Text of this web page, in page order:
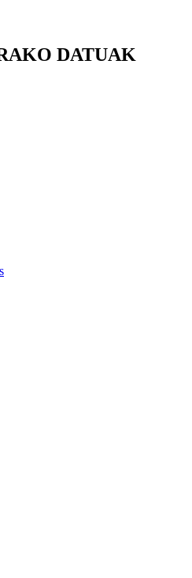
DATUAK